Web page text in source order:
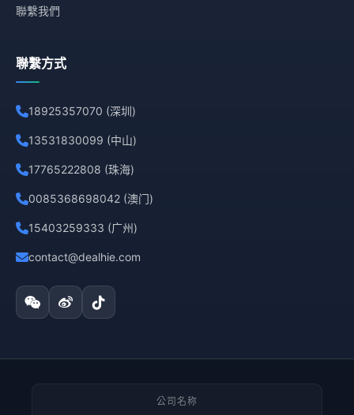
聯繫我們
聯繫方式
18925357070 (深圳)
13531830099 (中山)
17765222808 (珠海)
0085368698042 (澳门)
15403259333 (广州)
contact@dealhie.com
公司名称